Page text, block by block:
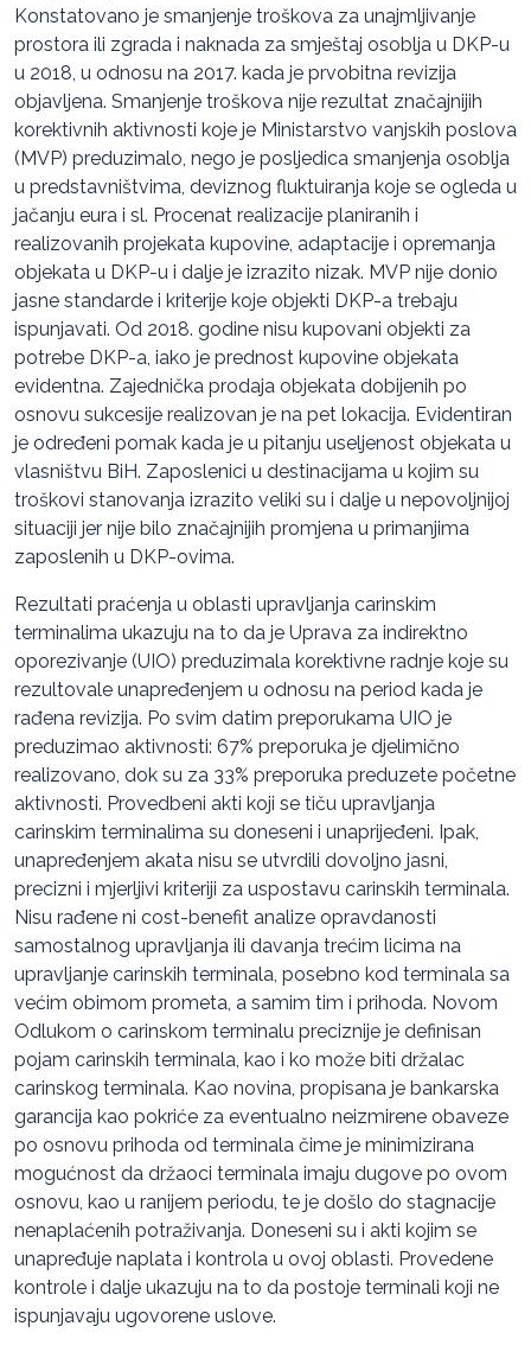
Konstatovano je smanjenje troškova za unajmljivanje
prostora ili zgrada i naknada za smještaj osoblja u DKP-u
u 2018, u odnosu na 2017. kada je prvobitna revizija
objavljena. Smanjenje troškova nije rezultat značajnijih
korektivnih aktivnosti koje je Ministarstvo vanjskih poslova
(MVP) preduzimalo, nego je posljedica smanjenja osoblja
u predstavništvima, deviznog fluktuiranja koje se ogleda u
jačanju eura i sl. Procenat realizacije planiranih i
realizovanih projekata kupovine, adaptacije i opremanja
objekata u DKP-u i dalje je izrazito nizak. MVP nije donio
jasne standarde i kriterije koje objekti DKP-a trebaju
ispunjavati. Od 2018. godine nisu kupovani objekti za
potrebe DKP-a, iako je prednost kupovine objekata
evidentna. Zajednička prodaja objekata dobijenih po
osnovu sukcesije realizovan je na pet lokacija. Evidentiran
je određeni pomak kada je u pitanju useljenost objekata u
vlasništvu BiH. Zaposlenici u destinacijama u kojim su
troškovi stanovanja izrazito veliki su i dalje u nepovoljnijoj
situaciji jer nije bilo značajnijih promjena u primanjima
zaposlenih u DKP-ovima.
Rezultati praćenja u oblasti upravljanja carinskim
terminalima ukazuju na to da je Uprava za indirektno
oporezivanje (UIO) preduzimala korektivne radnje koje su
rezultovale unapređenjem u odnosu na period kada je
rađena revizija. Po svim datim preporukama UIO je
preduzimao aktivnosti: 67% preporuka je djelimično
realizovano, dok su za 33% preporuka preduzete početne
aktivnosti. Provedbeni akti koji se tiču upravljanja
carinskim terminalima su doneseni i unaprijeđeni. Ipak,
unapređenjem akata nisu se utvrdili dovoljno jasni,
precizni i mjerljivi kriteriji za uspostavu carinskih terminala.
Nisu rađene ni cost-benefit analize opravdanosti
samostalnog upravljanja ili davanja trećim licima na
upravljanje carinskih terminala, posebno kod terminala sa
većim obimom prometa, a samim tim i prihoda. Novom
Odlukom o carinskom terminalu preciznije je definisan
pojam carinskih terminala, kao i ko može biti držalac
carinskog terminala. Kao novina, propisana je bankarska
garancija kao pokriće za eventualno neizmirene obaveze
po osnovu prihoda od terminala čime je minimizirana
mogućnost da držaoci terminala imaju dugove po ovom
osnovu, kao u ranijem periodu, te je došlo do stagnacije
nenaplaćenih potraživanja. Doneseni su i akti kojim se
unapređuje naplata i kontrola u ovoj oblasti. Provedene
kontrole i dalje ukazuju na to da postoje terminali koji ne
ispunjavaju ugovorene uslove.